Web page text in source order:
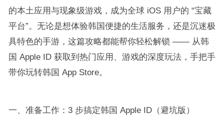
的本土应用与现象级游戏，成为全球 iOS 用户的 “宝藏
平台”。无论是想体验韩国便捷的生活服务，还是沉迷极
具特色的手游，这篇攻略都能帮你轻松解锁 —— 从韩
国 Apple ID 获取到热门应用、游戏的深度玩法，手把手
带你玩转韩国 App Store。​
一、准备工作：3 步搞定韩国 Apple ID（避坑版）​